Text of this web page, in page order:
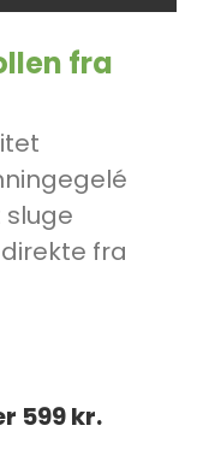
fra
fra
599 kr.